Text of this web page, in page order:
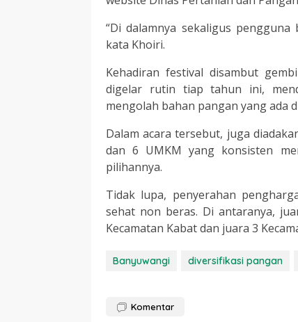
“Di dalamnya sekaligus
kata Khoiri.
Kehadiran festival disambut
digelar rutin tiap tahun ini,
mengolah bahan pangan yang ada
Dalam acara tersebut, juga
dan 6 UMKM yang konsisten
pilihannya.
Tidak lupa, penyerahan
sehat non beras. Di antaranya,
Kecamatan Kabat dan juara 3
Banyuwangi diversifikasi pangan
Komentar